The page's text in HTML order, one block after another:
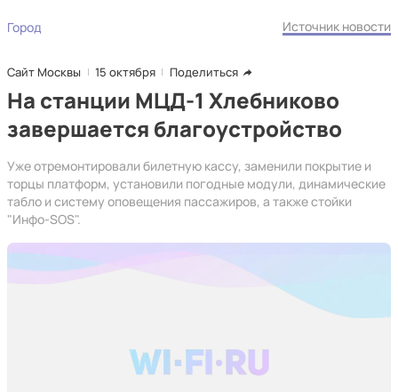
Город Источник новости
Сайт Москвы 15 октября Поделиться
На станции МЦД-1 Хлебниково
завершается благоустройство
Уже отремонтировали билетную кассу, заменили покрытие и
торцы платформ, установили погодные модули, динамические
табло и систему оповещения пассажиров, а также стойки
"Инфо-SOS".